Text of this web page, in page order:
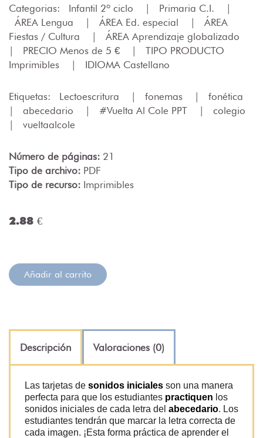
Categorias: Infantil 2º ciclo | Primaria C.I.
|
ÁREA Lengua
| ÁREA Ed. especial |
ÁREA
Fiestas / Cultura
|
ÁREA Aprendizaje globalizado
|
PRECIO Menos de 5 € |
TIPO PRODUCTO
Imprimibles
| IDIOMA Castellano
Etiquetas: Lectoescritura | fonemas |
fonética
|
abecedario | #Vuelta Al Cole PPT |
colegio
|
vueltaalcole
Número de páginas: 21
Tipo de archivo: PDF
Tipo de recurso: Imprimibles
2.88 €
Añadir al carrito
Descripción Valoraciones (0)
Las tarjetas de sonidos iniciales son una manera
perfecta para que los estudiantes practiquen los
sonidos iniciales de cada letra del abecedario. Los
estudiantes tendrán que marcar la letra correcta de
cada imagen. ¡Esta forma práctica de aprender el